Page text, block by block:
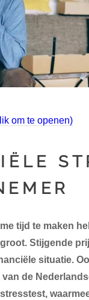
om te openen)
tijd te maken
Stijgende
situatie.
de